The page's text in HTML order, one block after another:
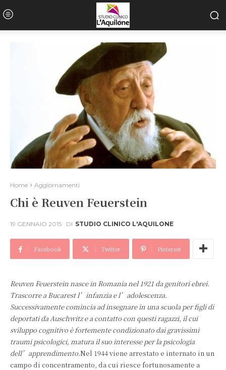
Home Aggiornamenti
Chi è Reuven Feuerstein
19 GENNAIO 2015 DI STUDIO CLINICO L'AQUILONE
Facebook Twitter Pinterest
Reuven Feuerstein nasce in Romania nel 1921 da genitori ebrei.
Trascorre a Bucarest l’infanzia e l’adolescenza.
Successivamente comincia ad insegnare in una scuola per figli di
deportati da Auschwitz e a contatto con questi ragazzi, il cui
sviluppo cognitivo è fortemente condizionato dai gravissimi
traumi psicologici, matura il suo interesse per la psicologia
dell’apprendimento.Nel 1944 viene arrestato e internato in un
campo di concentramento, da cui riesce fortunosamente a